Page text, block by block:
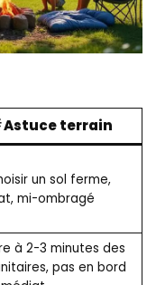
Astuce terrain
un sol ferme,
mi-ombragé
à 2-3 minutes des
pas en bord